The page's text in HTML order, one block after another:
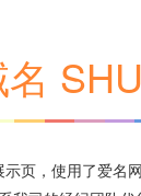
页，使用了爱名